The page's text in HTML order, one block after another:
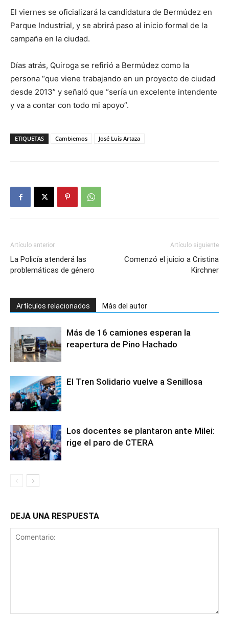
El viernes se oficializará la candidatura de Bermúdez en
Parque Industrial, y se abrirá paso al inicio formal de la
campaña en la ciudad.
Días atrás, Quiroga se refirió a Bermúdez como la
persona “que viene trabajando en un proyecto de ciudad
desde 2013” y señaló que “sería un excelente intendente
y va a contar con todo mi apoyo”.
ETIQUETAS Cambiemos José Luís Artaza
Artículo anterior
La Policía atenderá las
problemáticas de género
Artículo siguiente
Comenzó el juicio a Cristina
Kirchner
Artículos relacionados Más del autor
Más de 16 camiones esperan la
reapertura de Pino Hachado
El Tren Solidario vuelve a Senillosa
Los docentes se plantaron ante Milei:
rige el paro de CTERA
DEJA UNA RESPUESTA